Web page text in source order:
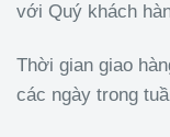
với Quý khách
Thời gian giao
các ngày trong